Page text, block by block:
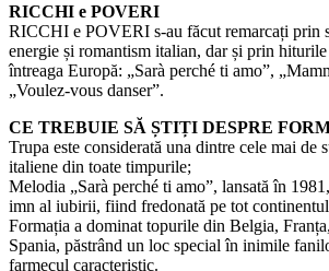
RICCHI e POVERI
RICCHI e POVERI s-au făcut remarcați prin
energie și romantism italian, dar și prin
întreaga Europă: „Sarà perché ti amo”,
„Voulez-vous danser”.
CE TREBUIE SĂ ȘTIȚI DESPRE
Trupa este considerată una dintre cele mai de
italiene din toate timpurile;
Melodia „Sarà perché ti amo”, lansată în
imn al iubirii, fiind fredonată pe tot
Formația a dominat topurile din Belgia,
Spania, păstrând un loc special în inimile
farmecul caracteristic.